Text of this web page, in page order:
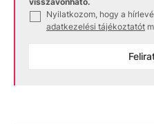
Nyilatkozom, hogy a
adatkezelési tájékoztatót